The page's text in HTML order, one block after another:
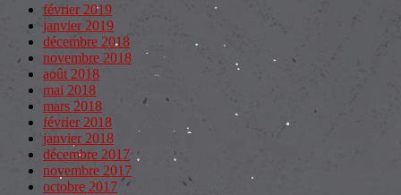
février 2019
janvier 2019
décembre 2018
novembre 2018
août 2018
mai 2018
mars 2018
février 2018
janvier 2018
décembre 2017
novembre 2017
octobre 2017